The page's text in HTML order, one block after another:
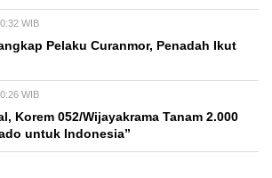
WIB
Pelaku Curanmor, Penadah Ikut
WIB
Korem 052/Wijayakrama Tanam 2.000
untuk Indonesia”